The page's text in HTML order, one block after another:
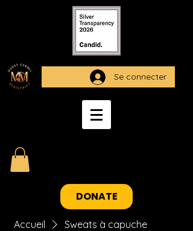
Se connecter
DONATE
Accueil Sweats à capuche